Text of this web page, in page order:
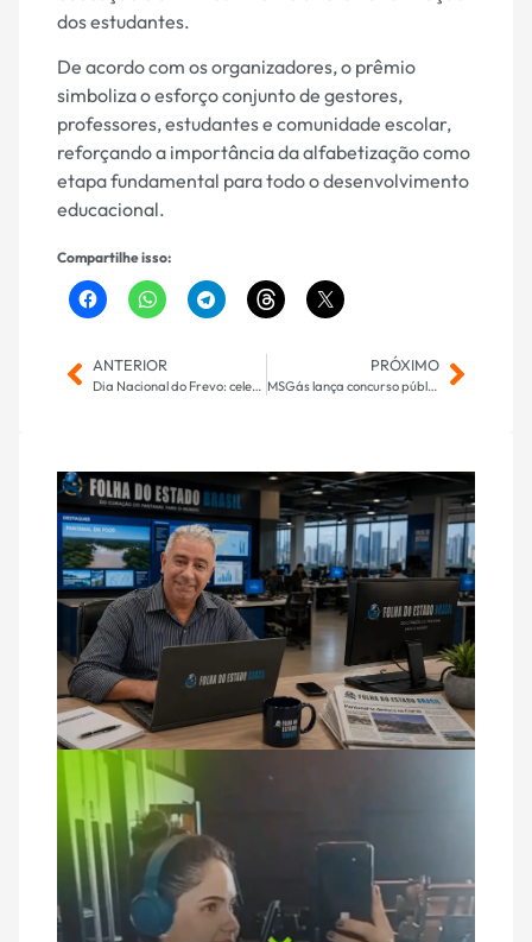
dos estudantes.
De acordo com os organizadores, o prêmio
simboliza o esforço conjunto de gestores,
professores, estudantes e comunidade escolar,
reforçando a importância da alfabetização como
etapa fundamental para todo o desenvolvimento
educacional.
Compartilhe isso:
ANTERIOR
Dia Nacional do Frevo: celebração da cultura pernambucana
PRÓXIMO
MSGás lança concurso público com salários de até R$ 10,6 mil